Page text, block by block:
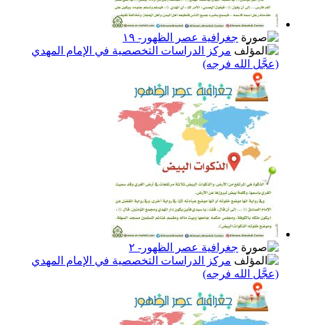
جغرافية عصر الظهور- ١٩
مركز الدراسات التخصصية في الإمام المهدي
(عجَّل الله فرجه)
جغرافية عصر الظهور- ٢
مركز الدراسات التخصصية في الإمام المهدي
(عجَّل الله فرجه)